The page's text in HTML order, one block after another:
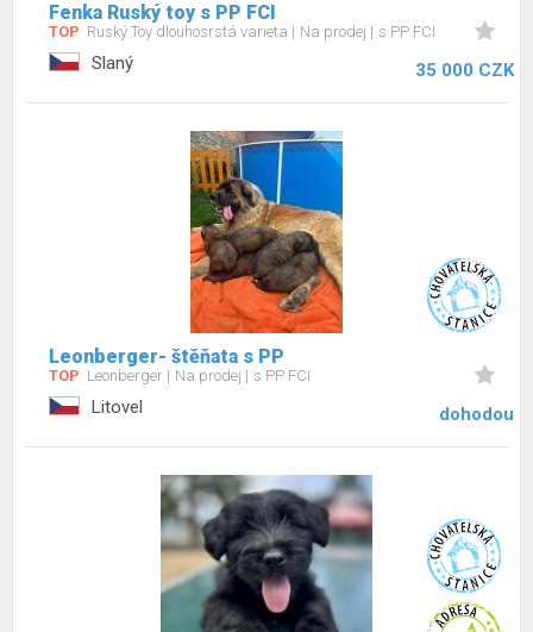
Fenka Ruský toy s PP FCI
TOP Ruský Toy dlouhosrstá varieta Na prodej s PP FCI
Slaný 35 000 CZK
Leonberger- štěňata s PP
TOP Leonberger Na prodej s PP FCI
Litovel dohodou